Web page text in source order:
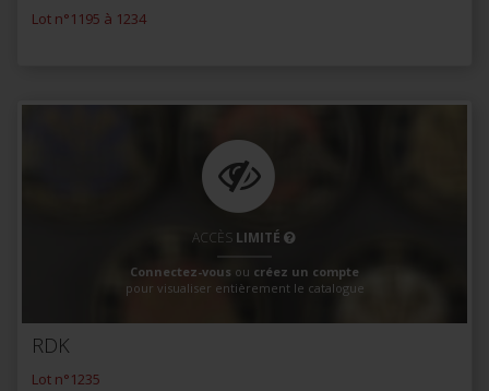
Lot n°1195 à 1234
ACCÈS LIMITÉ
Connectez-vous ou créez un compte
pour visualiser entièrement le catalogue
RDK
Lot n°1235